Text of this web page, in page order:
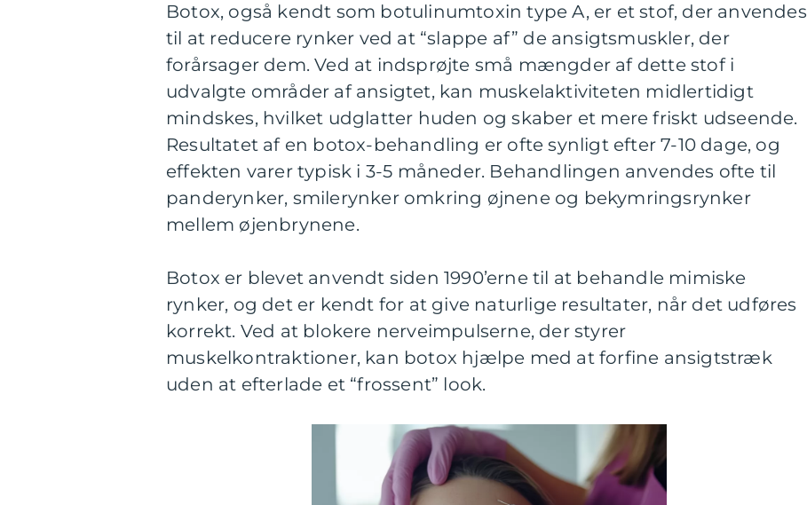
Botox, også kendt som botulinumtoxin type A, er et stof, der anvendes
til at reducere rynker ved at “slappe af” de ansigtsmuskler, der
forårsager dem. Ved at indsprøjte små mængder af dette stof i
udvalgte områder af ansigtet, kan muskelaktiviteten midlertidigt
mindskes, hvilket udglatter huden og skaber et mere friskt udseende.
Resultatet af en botox-behandling er ofte synligt efter 7-10 dage, og
effekten varer typisk i 3-5 måneder. Behandlingen anvendes ofte til
panderynker, smilerynker omkring øjnene og bekymringsrynker
mellem øjenbrynene.
Botox er blevet anvendt siden 1990’erne til at behandle mimiske
rynker, og det er kendt for at give naturlige resultater, når det udføres
korrekt. Ved at blokere nerveimpulserne, der styrer
muskelkontraktioner, kan botox hjælpe med at forfine ansigtstræk
uden at efterlade et “frossent” look.